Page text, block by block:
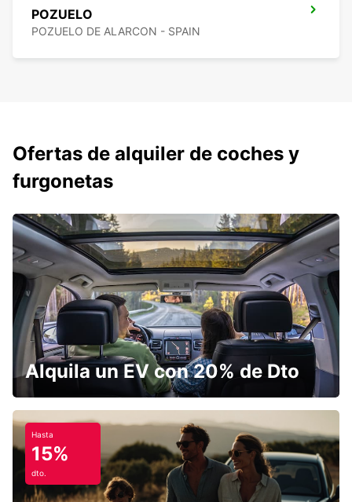
POZUELO
POZUELO DE ALARCON - SPAIN
Ofertas de alquiler de coches y
furgonetas
Alquila un EV con 20% de Dto
Hasta
15%
dto.